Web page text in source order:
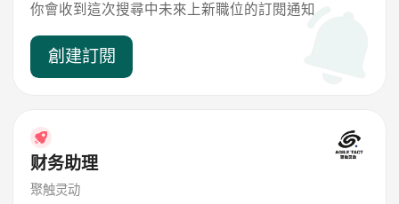
你會收到這次搜尋中未來上新職位的訂閱通知
創建訂閱
财务助理
聚触灵动